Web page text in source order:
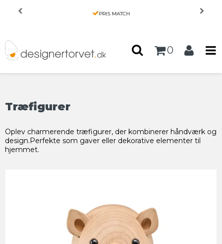
PRIS MATCH
0
Forside / Træfigurer
Træfigurer
Oplev charmerende træfigurer, der kombinerer håndværk og
design.Perfekte som gaver eller dekorative elementer til
hjemmet.